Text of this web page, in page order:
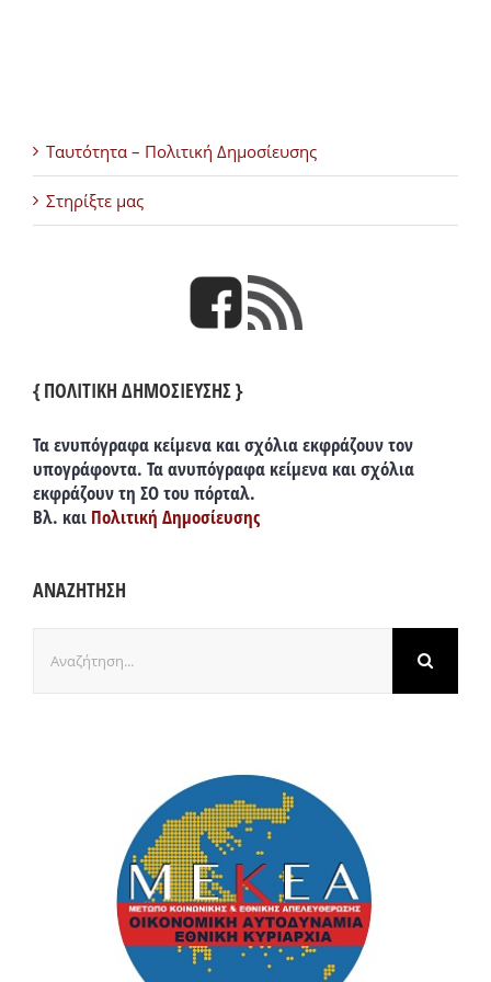
Ταυτότητα – Πολιτική Δημοσίευσης
Στηρίξτε μας
{ ΠΟΛΙΤΙΚΗ ΔΗΜΟΣΙΕΥΣΗΣ }
Τα ενυπόγραφα κείμενα και σχόλια εκφράζουν τον
υπογράφοντα. Τα ανυπόγραφα κείμενα και σχόλια
εκφράζουν τη ΣΟ του πόρταλ.
Βλ. και Πολιτική Δημοσίευσης
ΑΝΑΖΗΤΗΣΗ
για: